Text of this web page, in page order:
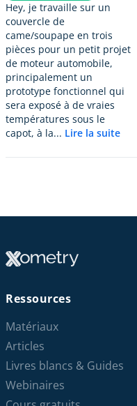
Hey, je travaille sur un
couvercle de
came/soupape en trois
pièces pour un petit projet
de moteur automobile,
principalement un
prototype fonctionnel qui
sera exposé à de vraies
températures sous le
capot, à la... Lire la suite
Ressources
Matériaux
Articles
Livres blancs & Guides
Webinaires